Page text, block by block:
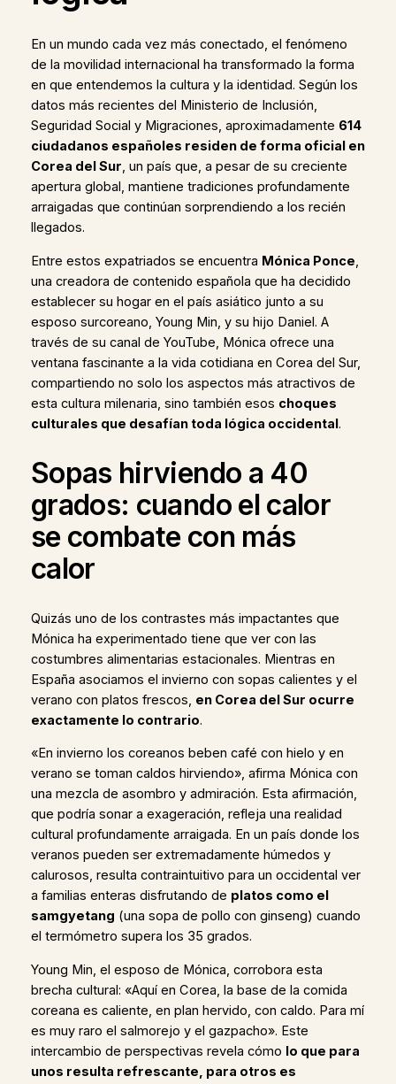
En un mundo cada vez más conectado, el fenómeno
de la movilidad internacional ha transformado la forma
en que entendemos la cultura y la identidad. Según los
datos más recientes del Ministerio de Inclusión,
Seguridad Social y Migraciones, aproximadamente 614
ciudadanos españoles residen de forma oficial en
Corea del Sur, un país que, a pesar de su creciente
apertura global, mantiene tradiciones profundamente
arraigadas que continúan sorprendiendo a los recién
llegados.
Entre estos expatriados se encuentra Mónica Ponce,
una creadora de contenido española que ha decidido
establecer su hogar en el país asiático junto a su
esposo surcoreano, Young Min, y su hijo Daniel. A
través de su canal de YouTube, Mónica ofrece una
ventana fascinante a la vida cotidiana en Corea del Sur,
compartiendo no solo los aspectos más atractivos de
esta cultura milenaria, sino también esos choques
culturales que desafían toda lógica occidental.
Sopas hirviendo a 40
grados: cuando el calor
se combate con más
calor
Quizás uno de los contrastes más impactantes que
Mónica ha experimentado tiene que ver con las
costumbres alimentarias estacionales. Mientras en
España asociamos el invierno con sopas calientes y el
verano con platos frescos, en Corea del Sur ocurre
exactamente lo contrario.
«En invierno los coreanos beben café con hielo y en
verano se toman caldos hirviendo», afirma Mónica con
una mezcla de asombro y admiración. Esta afirmación,
que podría sonar a exageración, refleja una realidad
cultural profundamente arraigada. En un país donde los
veranos pueden ser extremadamente húmedos y
calurosos, resulta contraintuitivo para un occidental ver
a familias enteras disfrutando de platos como el
samgyetang (una sopa de pollo con ginseng) cuando
el termómetro supera los 35 grados.
Young Min, el esposo de Mónica, corrobora esta
brecha cultural: «Aquí en Corea, la base de la comida
coreana es caliente, en plan hervido, con caldo. Para mí
es muy raro el salmorejo y el gazpacho». Este
intercambio de perspectivas revela cómo lo que para
unos resulta refrescante, para otros es